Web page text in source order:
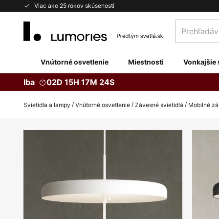
Viac ako 25 rokov skúseností
Skip
obchod
Vnútorné osvetlenie Miestnosti Vonkajšie
Iba 02D 15H 17M 23S
Svietidla a lampy Vnútorné osvetlenie Závesné svietidlá Mobilné
obrázkov